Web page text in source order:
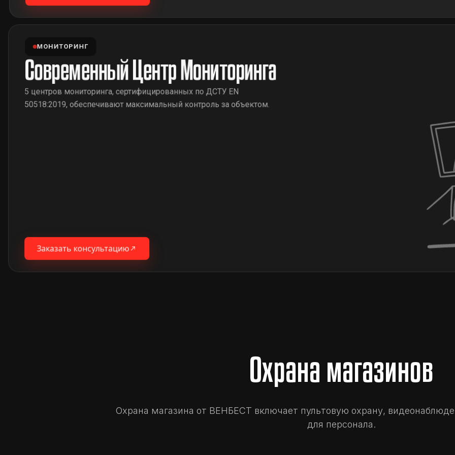
МОНИТОРИНГ
Современный Центр Мониторинга
5 центров мониторинга, сертифицированных по ДСТУ EN
50518:2019, обеспечивают максимальный контроль за объектом.
Заказать консультацию
Охрана магазинов
Охрана магазина от ВЕНБЕСТ включает пультовую охрану,
для персонала.